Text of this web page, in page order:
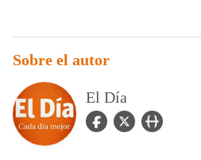
Sobre el autor
El Día
facebook Icon
twitter Iconuser_url Icon